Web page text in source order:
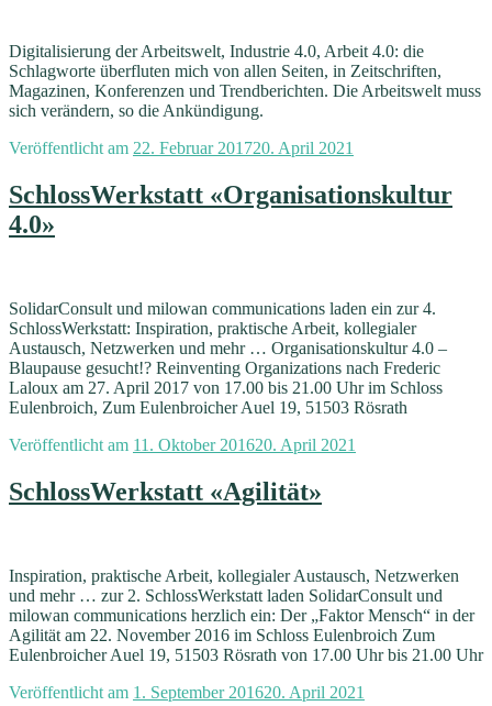
Digitalisierung der Arbeitswelt, Industrie 4.0, Arbeit 4.0: die
Schlagworte überfluten mich von allen Seiten, in Zeitschriften,
Magazinen, Konferenzen und Trendberichten. Die Arbeitswelt muss
sich verändern, so die Ankündigung.
Veröffentlicht am 22. Februar 201720. April 2021
SchlossWerkstatt «Organisationskultur
4.0»
SolidarConsult und milowan communications laden ein zur 4.
SchlossWerkstatt: Inspiration, praktische Arbeit, kollegialer
Austausch, Netzwerken und mehr … Organisationskultur 4.0 –
Blaupause gesucht!? Reinventing Organizations nach Frederic
Laloux am 27. April 2017 von 17.00 bis 21.00 Uhr im Schloss
Eulenbroich, Zum Eulenbroicher Auel 19, 51503 Rösrath
Veröffentlicht am 11. Oktober 201620. April 2021
SchlossWerkstatt «Agilität»
Inspiration, praktische Arbeit, kollegialer Austausch, Netzwerken
und mehr … zur 2. SchlossWerkstatt laden SolidarConsult und
milowan communications herzlich ein: Der „Faktor Mensch“ in der
Agilität am 22. November 2016 im Schloss Eulenbroich Zum
Eulenbroicher Auel 19, 51503 Rösrath von 17.00 Uhr bis 21.00 Uhr
Veröffentlicht am 1. September 201620. April 2021